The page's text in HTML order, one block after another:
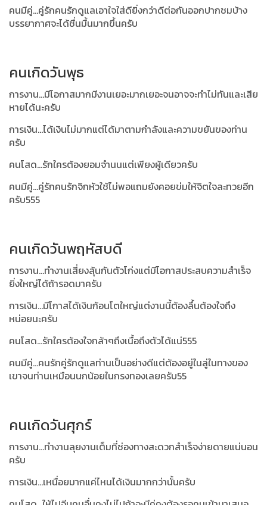
คนมีคู่...คู่รักคนรักดูแลเอาใจใส่ดียิ่งกว่าดีต่อกันออกปากชมบ้าง
บรรยากาศจะได้ชื่นมื้นมากขึ้นครับ
คนเกิดวันพุธ
การงาน...มีโอกาสมากมีงานเยอะมากเยอะจนอาจจะทำไม่ทันและเสีย
หายได้นะครับ
การเงิน...ได้เงินไม่มากแต่ได้มาตามกำลังและความขยันของท่าน
ครับ
คนโสด...รักใครต้องยอมจำนนแต่เพียงผู้เดียวครับ
คนมีคู่...คู่รักคนรักจิกหัวใช้ไม่พอแถมยังคอยข่มให้จิตใจละทวยอีก
ครับ555
คนเกิดวันพฤหัสบดี
การงาน...ทำงานเสี่ยงลุ้นกันตัวโก่งแต่มีโอกาสประสบความสำเร็จ
ยิ่งใหญ่ได้ถ้ารอดมาครับ
การเงิน...มีโกาสได้เงินก้อนโตใหญ่แต่งานนี้ต้องลึ้นต้องใจถึง
หน่อยนะครับ
คนโสด...รักใครต้องใจกล้าๆถึงเนื้อถึงตัวได้แน่555
คนมีคู่...คนรักคู่รักดูแลท่านเป็นอย่างดีแต่ต้องอยู่ในลู่ในทางของ
เขาจนท่านเหมือนนกน้อยในกรงทองเลยครับ55
คนเกิดวันศุกร์
การงาน...ทำงานลุยงานเต็มที่ช่องทางสะดวกสำเร็จง่ายดายแน่นอน
ครับ
การเงิน...เหนื่อยมากแค่ไหนได้เงินมากกว่านั้นครับ